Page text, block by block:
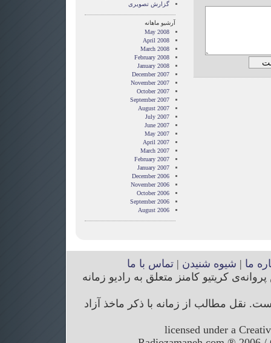
گزارش تصويری
آرشیو ماهانه
May 2008
April 2008
March 2008
February 2008
January 2008
December 2007
November 2007
October 2007
September 2007
August 2007
July 2007
June 2007
May 2007
April 2007
March 2007
February 2007
January 2007
December 2006
November 2006
October 2006
September 2006
August 2006
ما | شیوه شنیدن |تماس با ما
کریتیو کامنز متعلق به رادیو زمانه
نقل مطالب از زمانه با ذکر ماخذ آزاد
licensed under a